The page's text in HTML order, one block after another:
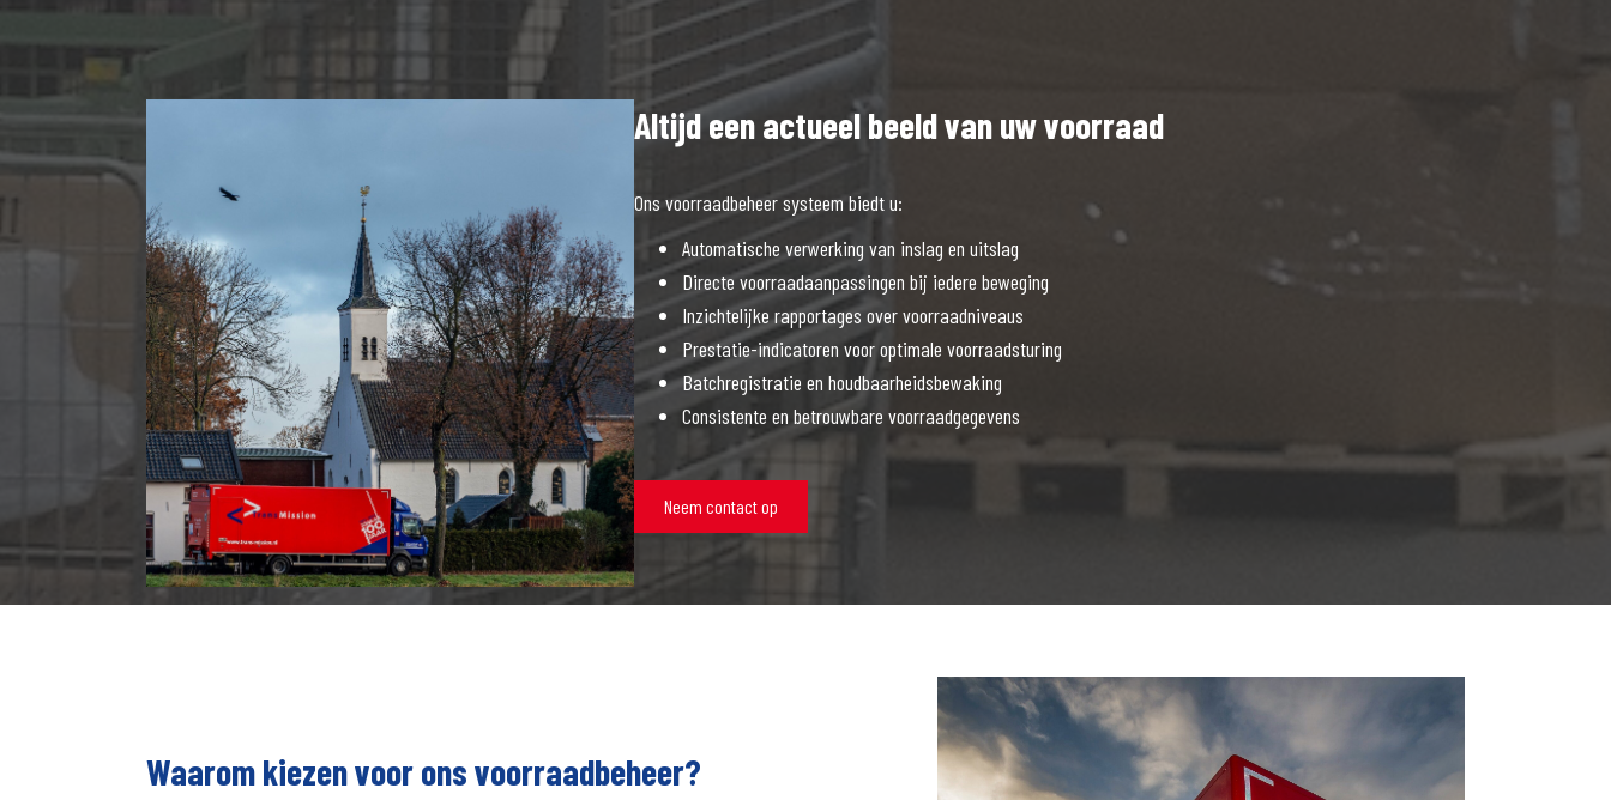
Altijd een actueel beeld van uw voorraad
Ons voorraadbeheer systeem biedt u:
Automatische verwerking van inslag en uitslag
Directe voorraadaanpassingen bij iedere beweging
Inzichtelijke rapportages over voorraadniveaus
Prestatie-indicatoren voor optimale voorraadsturing
Batchregistratie en houdbaarheidsbewaking
Consistente en betrouwbare voorraadgegevens
Neem contact op
Waarom kiezen voor ons voorraadbeheer?